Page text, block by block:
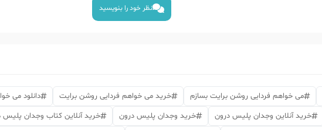
نظر خود را بنویسید
می خواهم فردایی روشن برایت بسازم خرید می خواهم فردایی روشن برایت دانلود می
خرید آنلاین وجدان پلیس درون خرید وجدان پلیس درون خرید آنلاین کتاب وجدان پلیس